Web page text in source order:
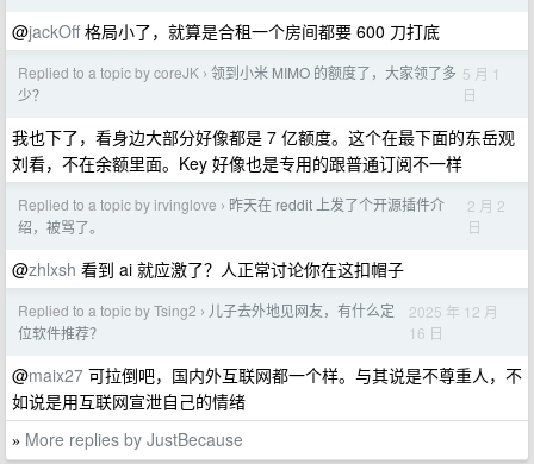
@jackOff格局小了，就算是合租一个房间都要 600 刀打底
Replied to a topic by coreJK › 领到小米 MIMO 的额度了，大家领了多
少？
5 月 1
日
我也下了，看身边大部分好像都是 7 亿额度。这个在最下面的东岳观
刘看，不在余额里面。Key 好像也是专用的跟普通订阅不一样
Replied to a topic by irvinglove › 昨天在 reddit 上发了个开源插件介
绍，被骂了。
2 月 2
日
@zhlxsh 看到 ai 就应激了？人正常讨论你在这扣帽子
Replied to a topic by Tsing2 › 儿子去外地见网友，有什么定
位软件推荐？
2025 年 12 月
16 日
@maix27 可拉倒吧，国内外互联网都一个样。与其说是不尊重人，不
如说是用互联网宣泄自己的情绪
» More replies by JustBecause